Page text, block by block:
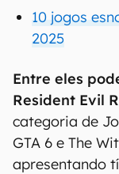
10 jogos
2025
Entre eles
Resident Evil
categoria de
GTA 6 e The
apresentando